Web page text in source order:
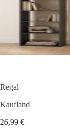
Regal
Kaufland
26,99 €